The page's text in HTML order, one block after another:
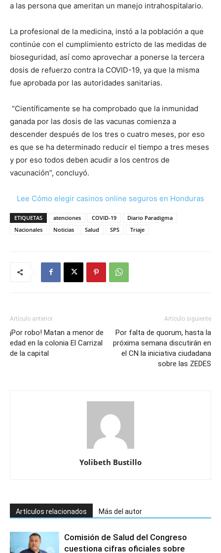
a las persona que ameritan un manejo intrahospitalario.
La profesional de la medicina, instó a la población a que
continúe con el cumplimiento estricto de las medidas de
bioseguridad, así como aprovechar a ponerse la tercera
dosis de refuerzo contra la COVID-19, ya que la misma
fue aprobada por las autoridades sanitarias.
“Científicamente se ha comprobado que la inmunidad
ganada por las dosis de las vacunas comienza a
descender después de los tres o cuatro meses, por eso
es que se ha determinado reducir el tiempo a tres meses
y por eso todos deben acudir a los centros de
vacunación”, concluyó.
Lee Cómo elegir casinos online seguros en Honduras
ETIQUETAS atenciones COVID-19
Diario Paradigma
Nacionales
Noticias Salud SPS Triaje
Artículo anterior
¡Por robo! Matan a menor de
edad en la colonia El Carrizal
de la capital
Artículo siguiente
Por falta de quorum, hasta la
próxima semana discutirán en
el CN la iniciativa ciudadana
sobre las ZEDES
Yolibeth Bustillo
Artículos relacionados Más del autor
Comisión de Salud del Congreso
cuestiona cifras oficiales sobre